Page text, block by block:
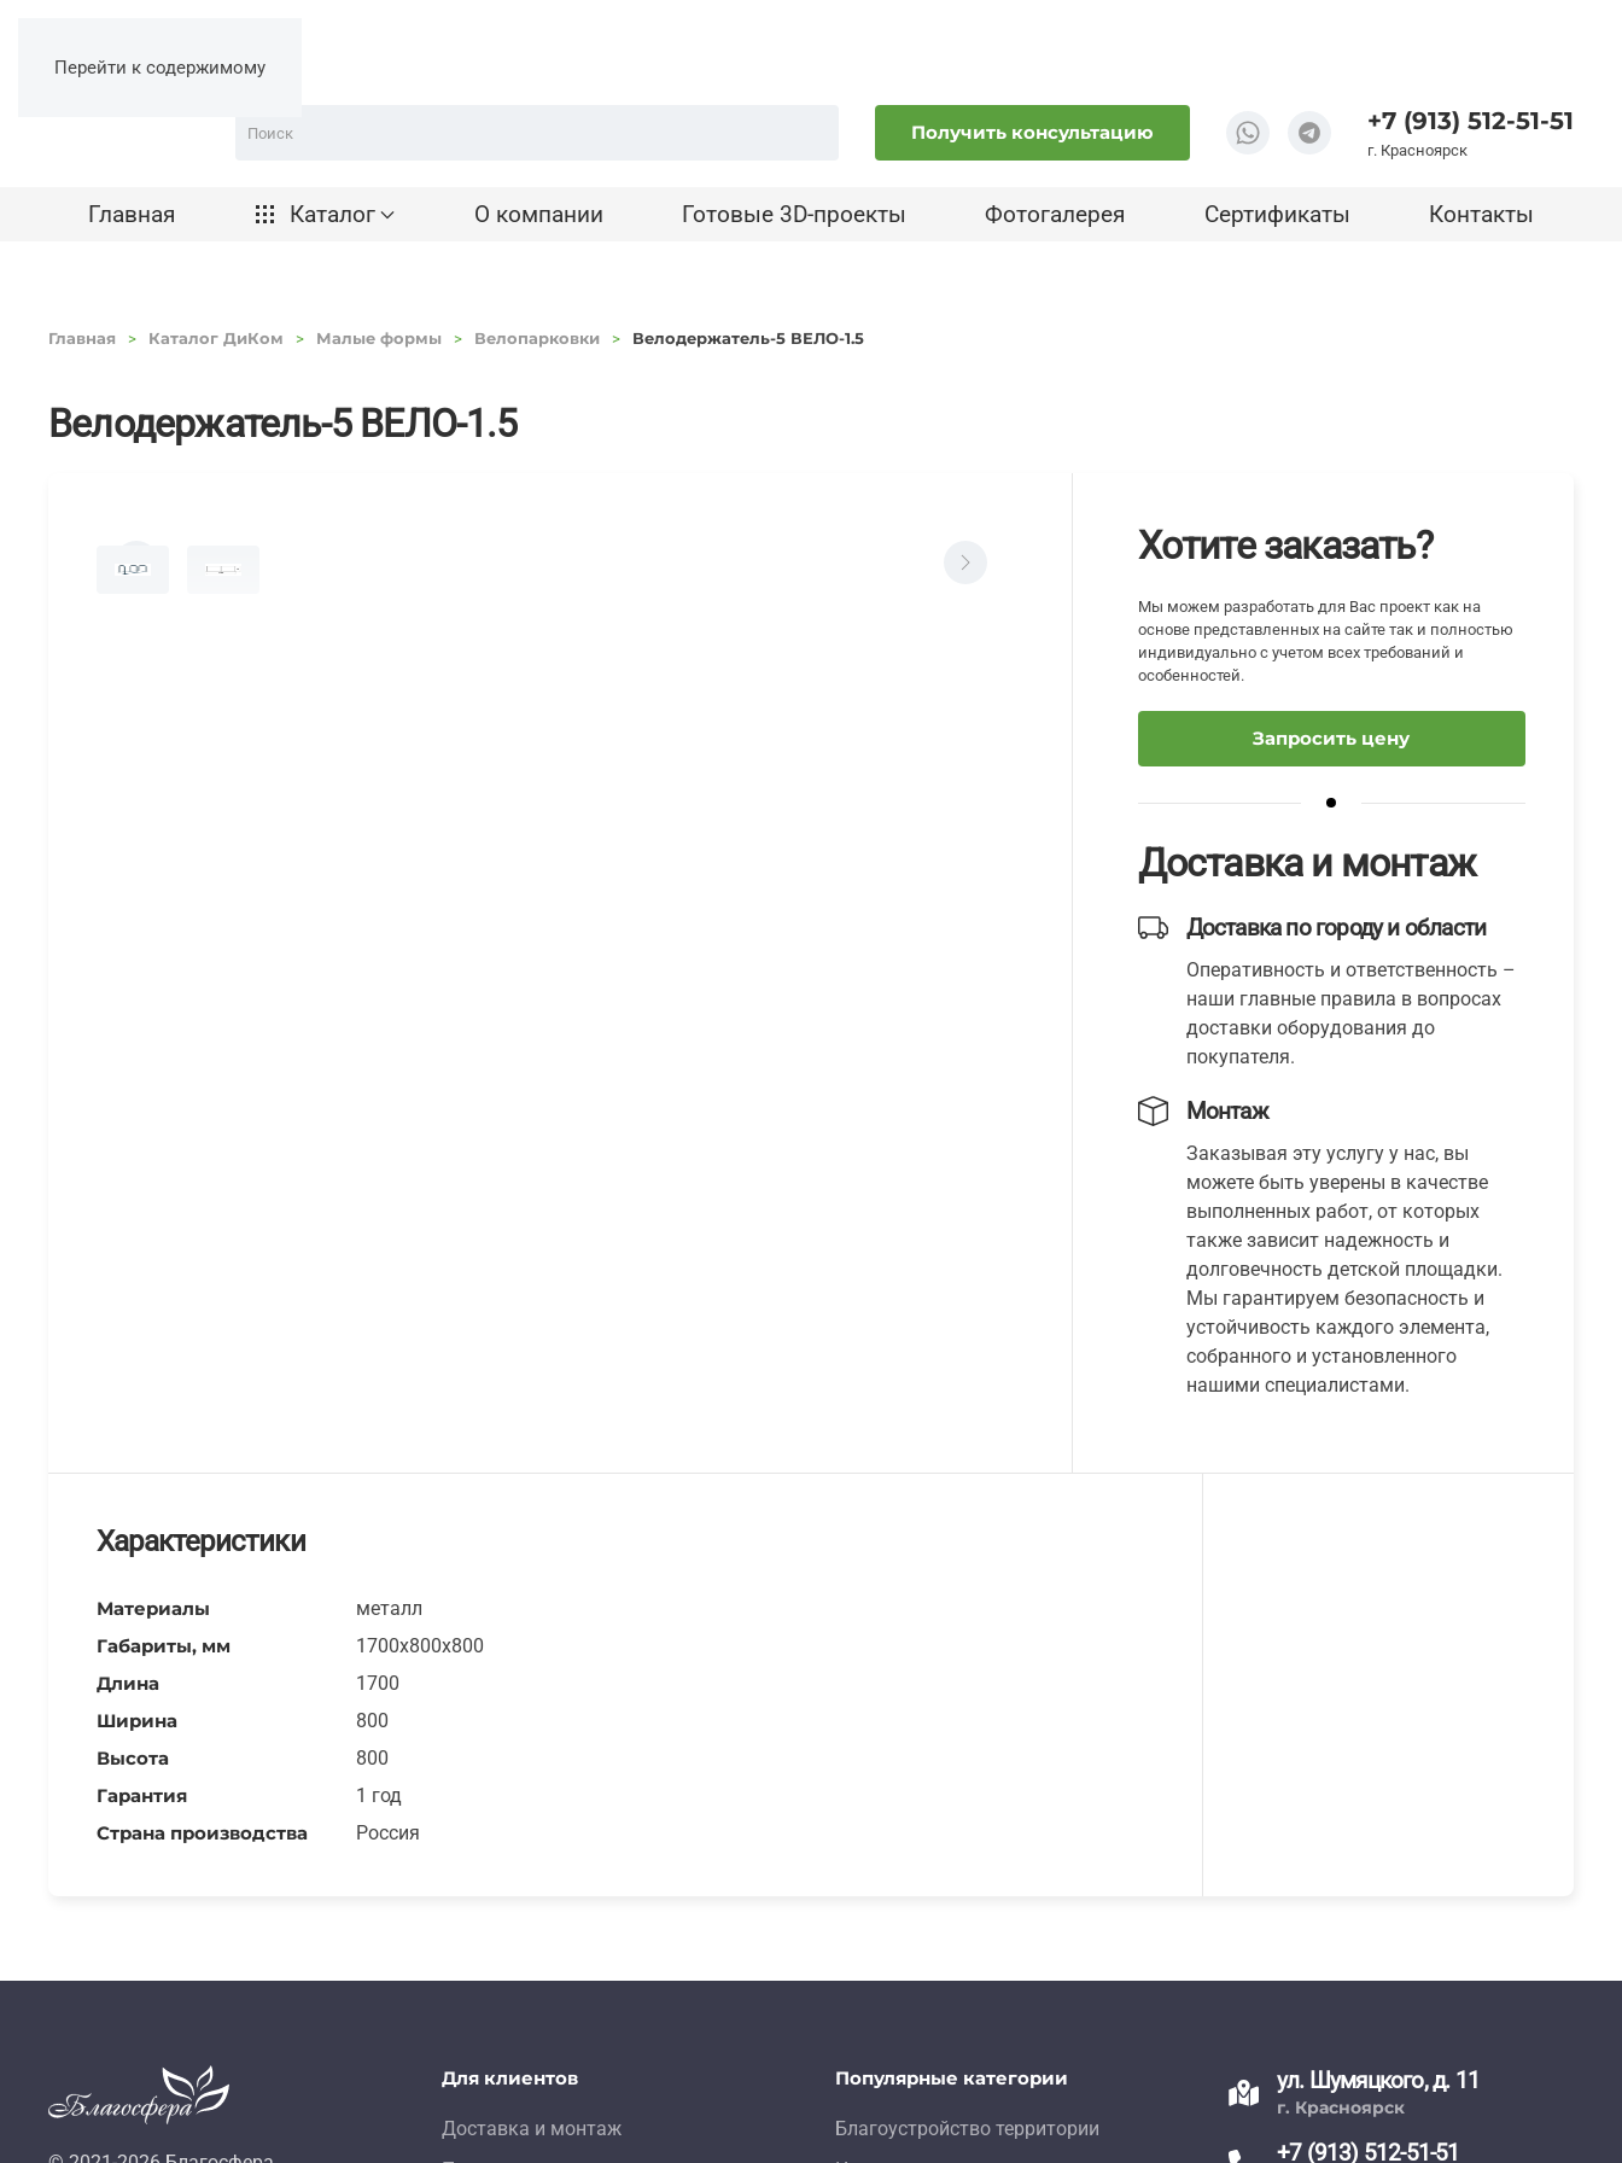
Перейти к содержимому
Получить консультацию +7 (913) 512-51-51
г. Красноярск
Главная Каталог О компании Готовые 3D-проекты Фотогалерея Сертификаты Контакты
Главная Каталог ДиКом Малые формы Велопарковки Велодержатель-5 ВЕЛО-1.5
Велодержатель-5 ВЕЛО-1.5
Хотите заказать?
Мы можем разработать для Вас проект как на
основе представленных на сайте так и полностью
индивидуально с учетом всех требований и
особенностей.
Запросить цену
Доставка и монтаж
Доставка по городу и области
Оперативность и ответственность –
наши главные правила в вопросах
доставки оборудования до
покупателя.
Монтаж
Заказывая эту услугу у нас, вы
можете быть уверены в качестве
выполненных работ, от которых
также зависит надежность и
долговечность детской площадки.
Мы гарантируем безопасность и
устойчивость каждого элемента,
собранного и установленного
нашими специалистами.
Характеристики
Материалы
металл
Габариты, мм
1700x800x800
Длина
1700
Ширина
800
Высота
800
Гарантия
1 год
Страна производства
Россия
Для клиентов
Доставка и монтаж
Популярные категории
Благоустройство территории
ул. Шумяцкого, д. 11
г. Красноярск
+7 (913) 512-51-51